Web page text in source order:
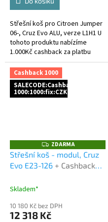
Střešní koš pro Citroen Jumper
06-, Cruz Evo ALU, verze L1H1 U
tohoto produktu nabízíme
1.000Kč cashback za platbu
předem a to buď bankovním
převodem, nebo platební...
Cashback 1000
SALECODE:Cashback
1000:1000:fix:CZK
Z
D
A
R
ZDARMA
Střešní koš - modul, Cruz
Evo E23-126 + Cashback
sleva za platbu předem
Skladem*
10 180 Kč bez DPH
12 318 Kč